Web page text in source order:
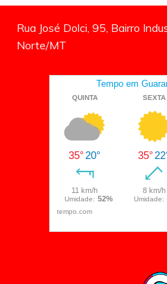
Rua José Dolci, 95, Bairro
Norte/MT